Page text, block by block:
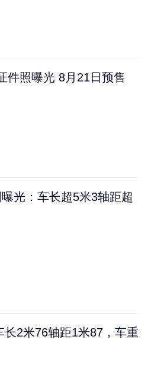
件照曝光 8月21日预售
光：车长超5米3轴距超
2米76轴距1米87，车重